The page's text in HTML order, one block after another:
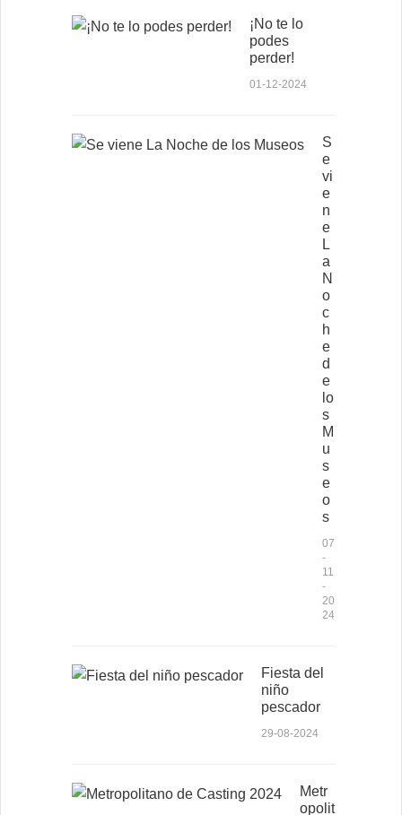
¡No te lo
podes
perder!
01-12-2024
S
e
vi
e
n
e
L
a
N
o
c
h
e
d
e
lo
s
M
u
s
e
o
s
07
-
11
-
20
24
Fiesta del
niño
pescador
29-08-2024
Metr
opolit